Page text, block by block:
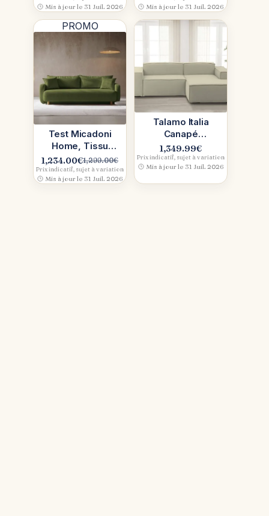
Mis à jour le 31 Juil. 2026
quotidien
Mis à jour le 31 Juil. 2026
PROMO
Test Micadoni
Home, Tissu
Wind: la chenille
veloutée
1,299.00€
Le
prix
initial
1,234.00€Le
prix
actuel
Prix indicatif, sujet à variation
Mis à jour le 31 Juil. 2026
Talamo Italia
Canapé
modulable 2
places avec
péninsule droite
(Beige)
1,349.99€
Prix indicatif, sujet à variation
Mis à jour le 31 Juil. 2026